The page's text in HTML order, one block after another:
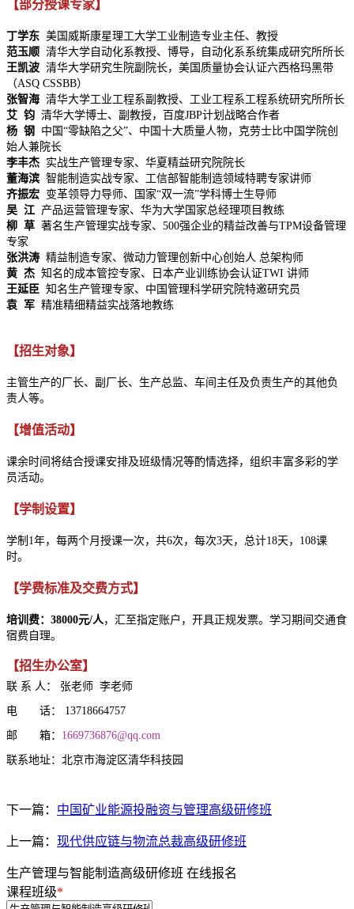
【部分授课专家】
丁学东 美国威斯康星理工大学工业制造专业主任、教授
范玉顺 清华大学自动化系教授、博导，自动化系系统集成研究所所长
王凯波 清华大学研究生院副院长，美国质量协会认证六西格玛黑带
（ASQ CSSBB）
张智海 清华大学工业工程系副教授、工业工程系工程系统研究所所长
艾 钧 清华大学博士、副教授，百度JBP计划战略合作者
杨 钢
中国“零缺陷之父”、中国十大质量人物，克劳士比中国学院创
始人兼院长
李丰杰 实战生产管理专家、华夏精益研究院院长
董海滨 智能制造实战专家、工信部智能制造领域特聘专家讲师
齐振宏 变革领导力导师、国家“双一流”学科博士生导师
吴 江 产品运营管理专家、华为大学国家总经理项目教练
柳 草 著名生产管理实战专家、500强企业的精益改善与TPM设备管理
专家
张洪涛 精益制造专家、微动力管理创新中心创始人 总架构师
黄 杰 知名的成本管控专家、日本产业训练协会认证TWI 讲师
王延臣 知名生产管理专家、中国管理科学研究院特邀研究员
袁 军 精准精细精益实战落地教练
【招生对象】
主管生产的厂长、副厂长、生产总监、车间主任及负责生产的其他负
责人等。
【增值活动】
课余时间将结合授课安排及班级情况等酌情选择，组织丰富多彩的学
员活动。
【学制设置】
学制1年，每两个月授课一次，共6次，每次3天，总计18天，108课
时。
【学费标准及交费方式】
培训费：38000元/人 ，汇至指定账户，开具正规发票。学习期间交通食
宿费自理。
【招生办公室】
联 系 人： 张老师 李老师
电 话： 13718664757
邮 箱： 1669736876@qq.com
联系地址：北京市海淀区清华科技园
下一篇： 中国矿业能源投融资与管理高级研修班
上一篇： 现代供应链与物流总裁高级研修班
生产管理与智能制造高级研修班 在线报名
课程班级*